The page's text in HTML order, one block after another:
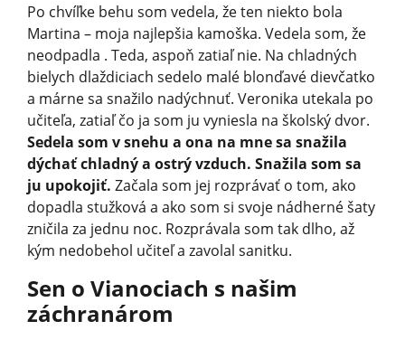
Po chvíľke behu som vedela, že ten niekto bola
Martina – moja najlepšia kamoška. Vedela som, že
neodpadla . Teda, aspoň zatiaľ nie. Na chladných
bielych dlaždiciach sedelo malé blonďavé dievčatko
a márne sa snažilo nadýchnuť. Veronika utekala po
učiteľa, zatiaľ čo ja som ju vyniesla na školský dvor.
Sedela som v snehu a ona na mne sa snažila
dýchať chladný a ostrý vzduch. Snažila som sa
ju upokojiť. Začala som jej rozprávať o tom, ako
dopadla stužková a ako som si svoje nádherné šaty
zničila za jednu noc. Rozprávala som tak dlho, až
kým nedobehol učiteľ a zavolal sanitku.
Sen o Vianociach s našim
záchranárom